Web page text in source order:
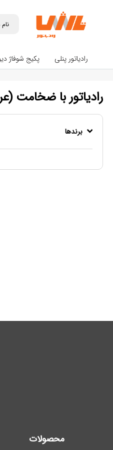
رادیاتور پنلی پکیج شوفاژ
رادیاتور با ضخامت
برندها
محصولات